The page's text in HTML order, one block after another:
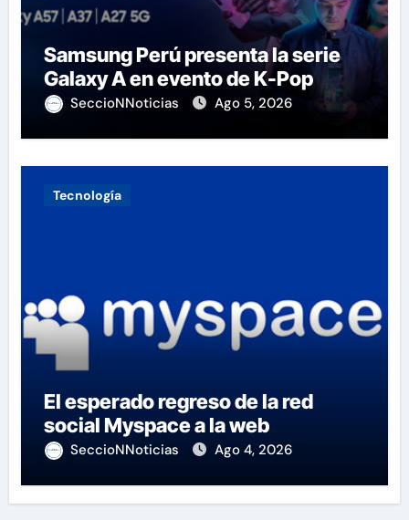
Samsung Perú presenta la serie
Galaxy A en evento de K-Pop
SeccioNNoticias Ago 5, 2026
Tecnología
El esperado regreso de la red
social Myspace a la web
SeccioNNoticias Ago 4, 2026